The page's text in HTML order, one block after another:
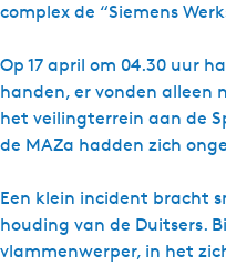
complex de “Siemens
Op 17 april om 04.30 uur
handen, er vonden alleen
het veilingterrein aan de
de MAZa hadden zich
Een klein incident bracht
houding van de Duitsers.
vlammenwerper, in het